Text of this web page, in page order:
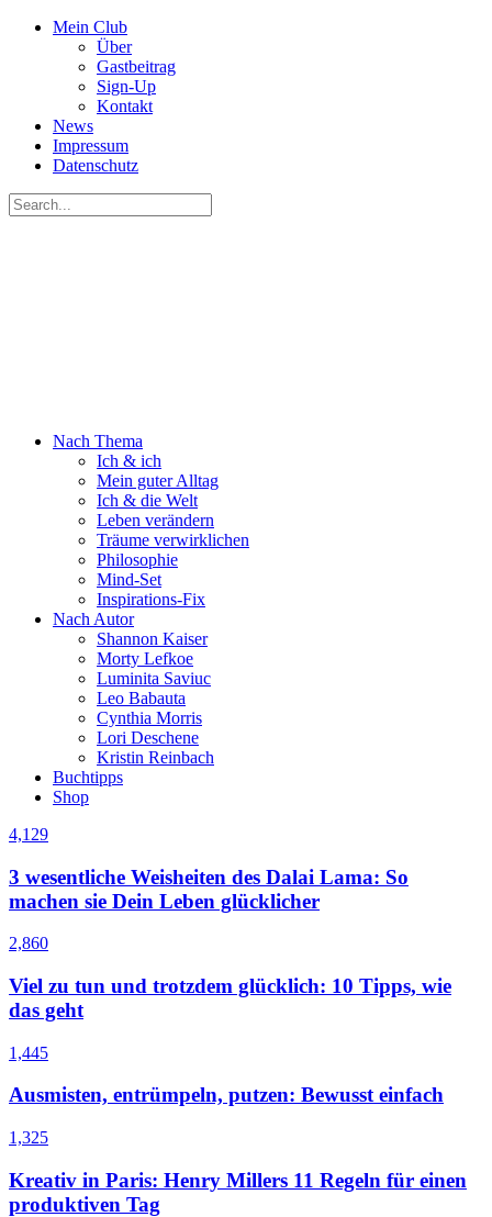
Mein Club
Über
Gastbeitrag
Sign-Up
Kontakt
News
Impressum
Datenschutz
Nach Thema
Ich & ich
Mein guter Alltag
Ich & die Welt
Leben verändern
Träume verwirklichen
Philosophie
Mind-Set
Inspirations-Fix
Nach Autor
Shannon Kaiser
Morty Lefkoe
Luminita Saviuc
Leo Babauta
Cynthia Morris
Lori Deschene
Kristin Reinbach
Buchtipps
Shop
4,129
3 wesentliche Weisheiten des Dalai Lama: So
machen sie Dein Leben glücklicher
2,860
Viel zu tun und trotzdem glücklich: 10 Tipps, wie
das geht
1,445
Ausmisten, entrümpeln, putzen: Bewusst einfach
1,325
Kreativ in Paris: Henry Millers 11 Regeln für einen
produktiven Tag